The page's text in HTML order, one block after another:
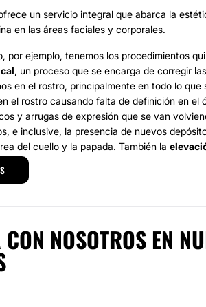
un servicio integral que abarca la
en las áreas faciales y corporales.
por ejemplo, tenemos los procedimientos
, un proceso que se encarga de corregir
en el rostro, principalmente en todo lo que
el rostro causando falta de definición en el
y arrugas de expresión que se van
e inclusive, la presencia de nuevos
del cuello y la papada. También la
del rostro, proporcionando una
alegre
mamaria, la cirugía para
de brazos y de muslos y la cirugía
tiene disponibles tratamientos
NOSOTROS EN